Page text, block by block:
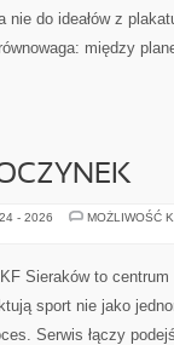
do ideałów z
między
- 2026
MOŻLIWOŚĆ
Sieraków to
sport nie jako
Serwis łączy